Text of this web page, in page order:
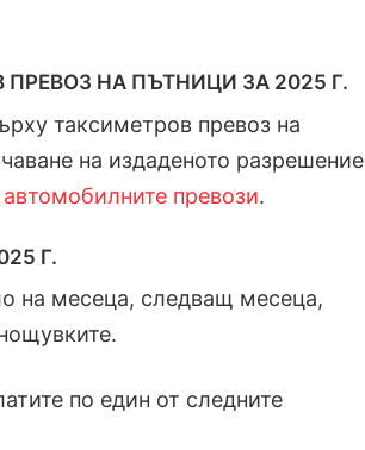
НА ПЪТНИЦИ ЗА 2025 Г.
таксиметров превоз на
на издаденото разрешение
превози.
Г.
на месеца, следващ месеца,
по един от следните